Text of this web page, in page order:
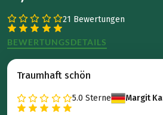
21 Bewertungen
BEWERTUNGSDETAILS
Traumhaft schön
5.0 Sterne Margit